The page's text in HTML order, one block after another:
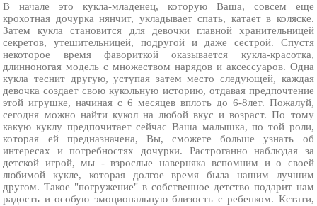
В начале это кукла-младенец, которую Ваша, совсем еще
крохотная дочурка нянчит, укладывает спать, катает в коляске.
Затем кукла становится для девочки главной хранительницей
секретов, утешительницей, подругой и даже сестрой. Спустя
некоторое время фавориткой оказывается кукла-красотка,
длинноногая модель с множеством нарядов и аксессуаров. Одна
кукла теснит другую, уступая затем место следующей, каждая
девочка создает свою кукольную историю, отдавая предпочтение
этой игрушке, начиная с 6 месяцев вплоть до 6-8лет. Пожалуй,
сегодня можно найти кукол на любой вкус и возраст. По тому
какую куклу предпочитает сейчас Ваша малышка, по той роли,
которая ей предназначена, Вы, сможете больше узнать об
интересах и потребностях дочурки. Растроганно наблюдая за
детской игрой, мы - взрослые наверняка вспомним и о своей
любимой кукле, которая долгое время была нашим лучшим
другом. Такое "погружение" в собственное детство подарит нам
радость и особую эмоциональную близость с ребенком. Кстати,